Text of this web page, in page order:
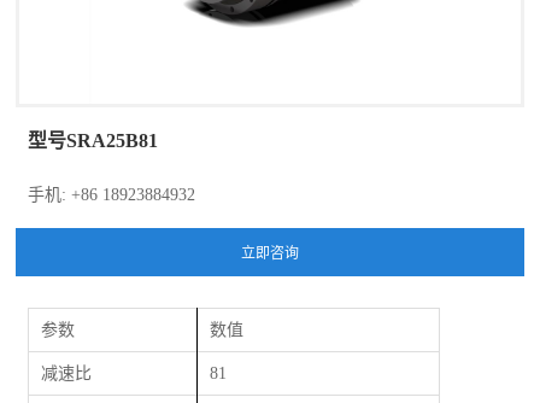
型号SRA25B81
手机: +86 18923884932
参数 数值
减速比 81